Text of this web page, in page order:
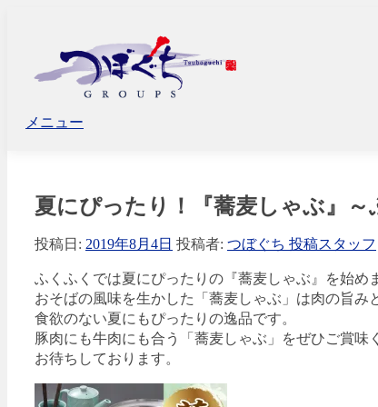
メニュー
夏にぴったり！『蕎麦しゃぶ』～
投稿日: 2019年8月4日 投稿者: つぼぐち 投稿スタッフ
ふくふくでは夏にぴったりの『蕎麦しゃぶ』を始め
おそばの風味を生かした「蕎麦しゃぶ」は肉の旨み
食欲のない夏にもぴったりの逸品です。
豚肉にも牛肉にも合う「蕎麦しゃぶ」をぜひご賞味
お待ちしております。